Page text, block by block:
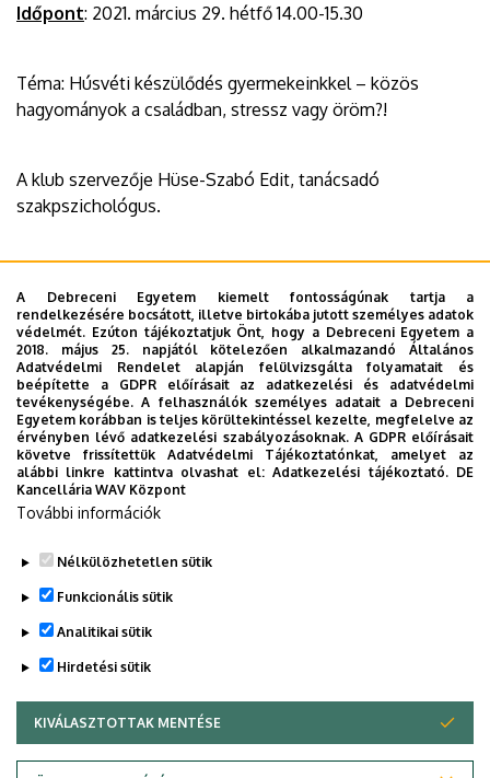
Időpont: 2021. március 29. hétfő 14.00-15.30
Téma: Húsvéti készülődés gyermekeinkkel – közös
hagyományok a családban, stressz vagy öröm?!
A klub szervezője Hüse-Szabó Edit, tanácsadó
szakpszichológus.
részvétel ingyenes, de előzetes regisztrációhoz kötött,
amivel a résztvevők megkapják a bejelentkező linket a
beszélgetések előtt. Jelentkezni ademek2@unideb.hue-
mail címen lehet 2021. március 26. 16 óráig.
Dokumentumok
20210329de-kismama_klub.pdf (250.82 KB)
Last update: 2021. 11. 22. 14:22
A Debreceni Egyetem kiemelt fontosságúnak tartja a
rendelkezésére bocsátott, illetve birtokába jutott személyes adatok
védelmét. Ezúton tájékoztatjuk Önt, hogy a Debreceni Egyetem a
2018. május 25. napjától kötelezően alkalmazandó Általános
Adatvédelmi Rendelet alapján felülvizsgálta folyamatait és
beépítette a GDPR előírásait az adatkezelési és adatvédelmi
tevékenységébe. A felhasználók személyes adatait a Debreceni
Egyetem korábban is teljes körültekintéssel kezelte, megfelelve az
érvényben lévő adatkezelési szabályozásoknak. A GDPR előírásait
követve frissítettük Adatvédelmi Tájékoztatónkat, amelyet az
alábbi linkre kattintva olvashat el:Adatkezelési tájékoztató. DE
Kancellária WAV Központ
További információk
Nélkülözhetetlen sütik
Funkcionális sütik
Analitikai sütik
Hirdetési sütik
KIVÁLASZTOTTAK MENTÉSE
WITHDRAW CONSENT